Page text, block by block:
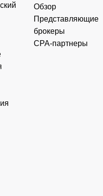
Обзор
Представляющие
брокеры
CPA-партнеры